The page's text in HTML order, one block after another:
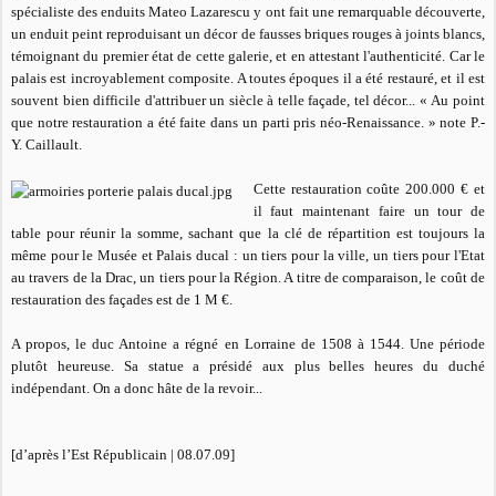
spécialiste des enduits Mateo Lazarescu y ont fait une remarquable découverte,
un enduit peint reproduisant un décor de fausses briques rouges à joints blancs,
témoignant du premier état de cette galerie, et en attestant l'authenticité. Car le
palais est incroyablement composite. A toutes époques il a été restauré, et il est
souvent bien difficile d'attribuer un siècle à telle façade, tel décor... «Au point
que notre restauration a été faite dans un parti pris néo-Renaissance. » note P.-
Y. Caillault.
Cette restauration coûte 200.000 € et
il faut maintenant faire un tour de
table pour réunir la somme, sachant que la clé de répartition est toujours la
même pour le Musée et Palais ducal : un tiers pour la ville, un tiers pour l'Etat
au travers de la Drac, un tiers pour la Région. A titre de comparaison, le coût de
restauration des façades est de 1 M €.
A propos, le duc Antoine a régné en Lorraine de 1508 à 1544. Une période
plutôt heureuse. Sa statue a présidé aux plus belles heures du duché
indépendant. On a donc hâte de la revoir...
[d’après l’Est Républicain | 08.07.09]